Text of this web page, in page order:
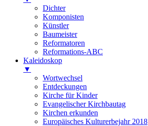
Dichter
Komponisten
Künstler
Baumeister
Reformatoren
Reformations-ABC
Kaleidoskop
▼
Wortwechsel
Entdeckungen
Kirche für Kinder
Evangelischer Kirchbautag
Kirchen erkunden
Europäisches Kulturerbejahr 2018